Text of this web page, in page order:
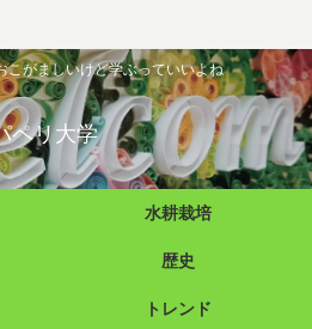
こがましいけど学ぶっていいよね
ペリ大学
水耕栽培
歴史
トレンド